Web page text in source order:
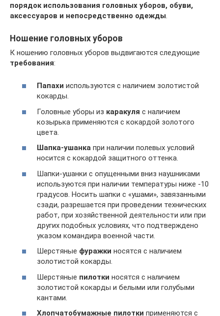
порядок использования головных уборов, обуви,
аксессуаров и непосредственно одежды
Ношение головных уборов
К ношению головных уборов выдвигаются следующие
требования:
Папахи используются с наличием золотистой
кокарды.
Головные уборы из каракуля с наличием
козырька применяются с кокардой золотого
цвета.
Шапка-ушанка при наличии полевых условий
носится с кокардой защитного оттенка.
Шапки-ушанки с опущенными вниз наушниками
используются при наличии температуры ниже -10
градусов. Носить шапки с «ушами», завязанными
сзади, разрешается при проведении технических
работ, при хозяйственной деятельности или при
других подобных условиях, что подтверждено
указом командира военной части.
Шерстяные фуражки носятся с наличием
золотистой кокарды.
Шерстяные пилотки носятся с наличием
золотистой кокарды и белыми или голубыми
кантами.
Хлопчатобумажные пилотки применяются с